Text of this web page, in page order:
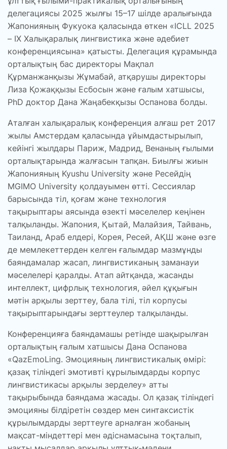
делегациясы 2025 жылғы 15–17 шілде аралығында
Жапонияның Фукуока қаласында өткен «ICLL 2025
– ІХ Халықаралық лингвистика және әдебиет
конференциясына» қатысты. Делегация құрамында
орталықтың бас директоры Мақпал
Құрманжанқызы Жұмабай, атқарушы директоры
Лиза Қожаққызы Есбосын және ғалым хатшысы,
PhD доктор Дана Жаңабекқызы Оспанова болды.
Аталған халықаралық конференция алғаш рет 2017
жылы Амстердам қаласында ұйымдастырылып,
кейінгі жылдары Париж, Мадрид, Венаның ғылыми
орталықтарында жалғасын тапқан. Биылғы жиын
Жапонияның Kyushu University және Ресейдің
MGIMO University қолдауымен өтті. Сессиялар
барысында тіл, қоғам және технология
тақырыптары аясында өзекті мәселелер кеңінен
талқыланды. Жапония, Қытай, Малайзия, Тайвань,
Таиланд, Араб елдері, Корея, Ресей, АҚШ және өзге
де мемлекеттерден келген ғалымдар мазмұнды
баяндамалар жасап, лингвистиканың заманауи
мәселелері қаралды. Атап айтқанда, жасанды
интеллект, цифрлық технология, әйел құқығын
мәтін арқылы зерттеу, бала тілі, тіл корпусы
тақырыптарындағы зерттеулер талқыланды.
Конференцияға баяндамашы ретінде шақырылған
орталықтың ғалым хатшысы Дана Оспанова
«QazEmoLing. Эмоцияның лингвистикалық өмірі:
қазақ тіліндегі эмотивті құрылымдарды корпус
лингвистикасы арқылы зерделеу» атты
тақырыбында баяндама жасады. Ол қазақ тіліндегі
эмоцияны білдіретін сөздер мен синтаксистік
құрылымдарды зерттеуге арналған жобаның
мақсат-міндеттері мен әдіснамасына тоқталып,